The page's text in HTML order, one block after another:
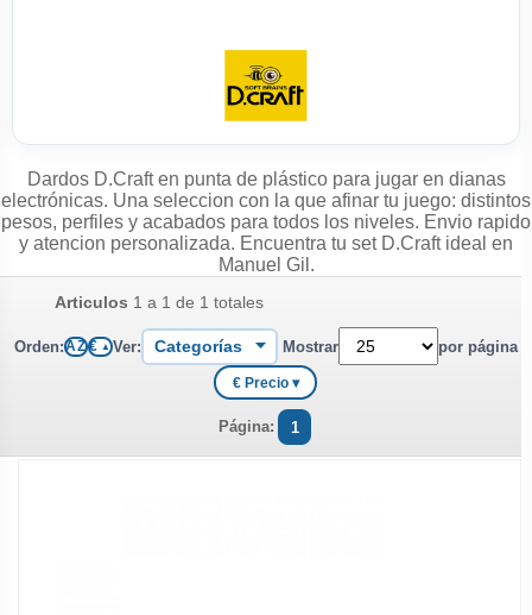
Dardos D.Craft en punta de plástico para jugar en dianas
electrónicas. Una seleccion con la que afinar tu juego: distintos
pesos, perfiles y acabados para todos los niveles. Envio rapido
y atencion personalizada. Encuentra tu set D.Craft ideal en
Manuel Gil.
Articulos 1 a 1 de 1 totales
Orden:A Z € ▲ Ver: Mostrar por página
€ Precio ▾
Página: 1